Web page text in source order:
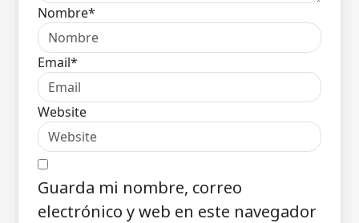
Nombre*
Email*
Website
Guarda mi nombre, correo
electrónico y web en este navegador